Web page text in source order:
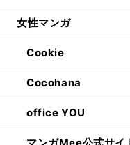
女性マンガ
Cookie
Cocohana
office YOU